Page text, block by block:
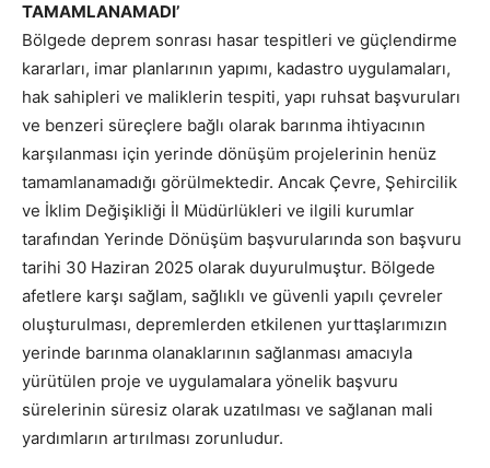
TAMAMLANAMADI’
Bölgede deprem sonrası hasar tespitleri ve güçlendirme
kararları, imar planlarının yapımı, kadastro uygulamaları,
hak sahipleri ve maliklerin tespiti, yapı ruhsat başvuruları
ve benzeri süreçlere bağlı olarak barınma ihtiyacının
karşılanması için yerinde dönüşüm projelerinin henüz
tamamlanamadığı görülmektedir. Ancak Çevre, Şehircilik
ve İklim Değişikliği İl Müdürlükleri ve ilgili kurumlar
tarafından Yerinde Dönüşüm başvurularında son başvuru
tarihi 30 Haziran 2025 olarak duyurulmuştur. Bölgede
afetlere karşı sağlam, sağlıklı ve güvenli yapılı çevreler
oluşturulması, depremlerden etkilenen yurttaşlarımızın
yerinde barınma olanaklarının sağlanması amacıyla
yürütülen proje ve uygulamalara yönelik başvuru
sürelerinin süresiz olarak uzatılması ve sağlanan mali
yardımların artırılması zorunludur.